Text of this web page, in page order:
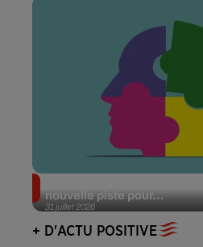
31 juillet 2026
nouvelle piste pour...
+ D'ACTU POSITIVE